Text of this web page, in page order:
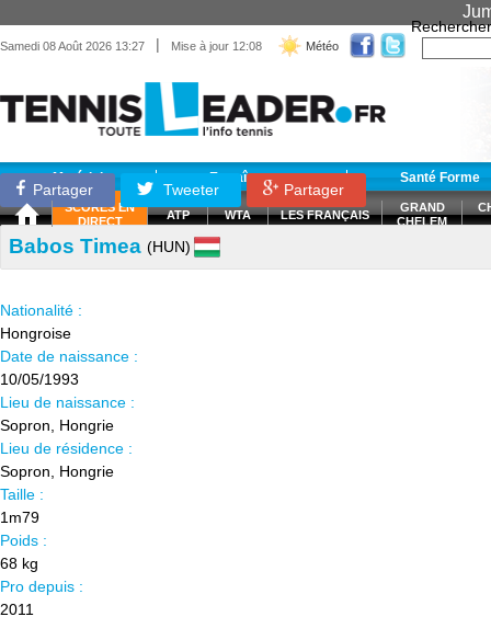
Samedi 08 Août 2026 13:27 | Mise à jour 12:08 Météo
Rechercher
Matériel Entraînement Santé Forme
SCORES EN
DIRECT
ATP WTA LES FRANÇAIS
GRAND
CHELEM
Partager Tweeter Partager
Babos Timea (HUN)
Nationalité :
Hongroise
Date de naissance :
10/05/1993
Lieu de naissance :
Sopron, Hongrie
Lieu de résidence :
Sopron, Hongrie
Taille :
1m79
Poids :
68 kg
Pro depuis :
2011